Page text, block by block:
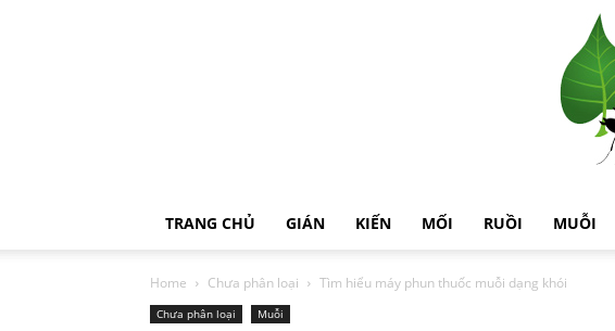
TRANG CHỦ GIÁN KIẾN MỐI RUỒI MUỖI
Home Chưa phân loại Tìm hiểu máy phun thuốc muỗi dạng khói
Chưa phân loại Muỗi